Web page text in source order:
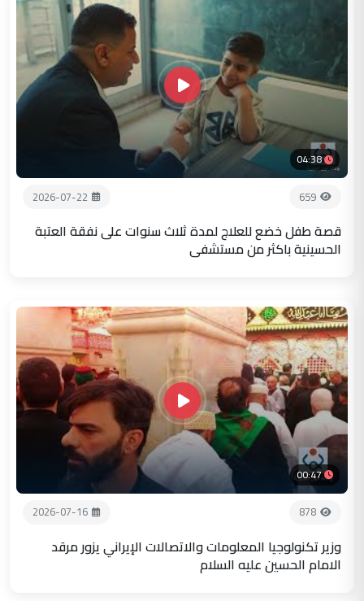
04:38
659
2026-07-22
قصة طفل خضع للعلاج لمدة ثلاث سنوات على نفقة العتبة
الحسينية باكثر من مستشفى
00:47
878
2026-07-16
وزير تكنولوجيا المعلومات والاتصالات الإيراني يزور مرقد
الامام الحسين عليه السلام